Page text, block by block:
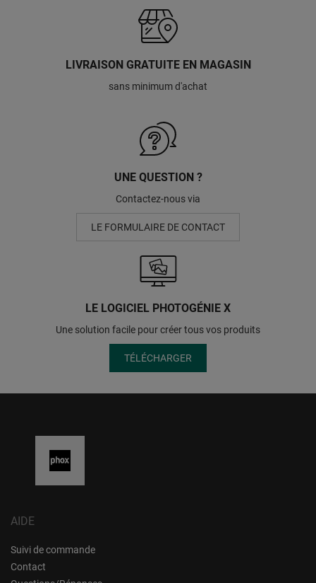
LIVRAISON GRATUITE EN MAGASIN
sans minimum d'achat
UNE QUESTION ?
Contactez-nous via
LE FORMULAIRE DE CONTACT
LE LOGICIEL PHOTOGÉNIE X
Une solution facile pour créer tous vos produits
TÉLÉCHARGER
AIDE
Suivi de commande
Contact